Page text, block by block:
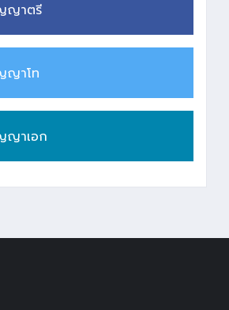
ญาตรี
ญาโท
ญาเอก